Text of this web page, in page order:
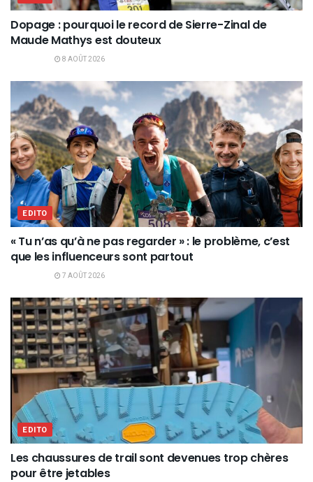
Dopage : pourquoi le record de Sierre-Zinal de
Maude Mathys est douteux
8 AOÛT 2026
EDITO
« Tu n’as qu’à ne pas regarder » : le problème, c’est
que les influenceurs sont partout
7 AOÛT 2026
EDITO
Les chaussures de trail sont devenues trop chères
pour être jetables